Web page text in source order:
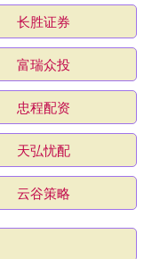
长胜证券
富瑞众投
忠程配资
天弘忧配
云谷策略